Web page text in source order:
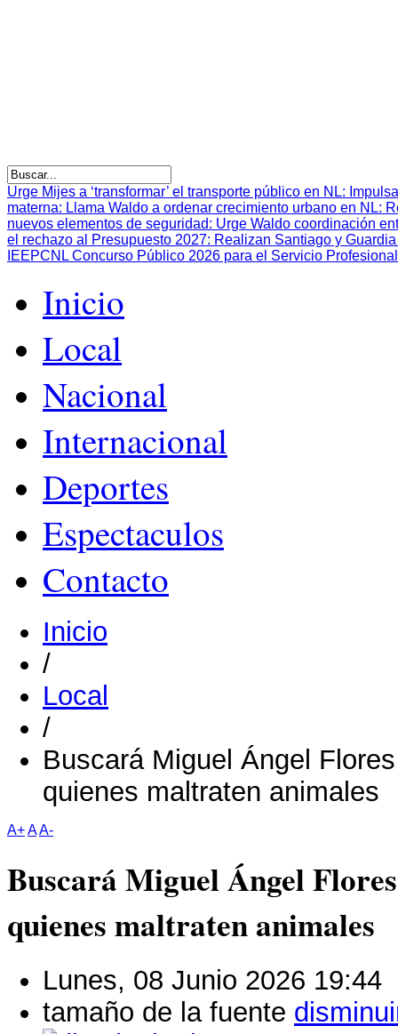
Urge Mijes a ‘transformar’ el transporte público en NL:
materna: Llama Waldo a ordenar crecimiento urbano en NL:
nuevos elementos de seguridad: Urge Waldo coordinación
el rechazo al Presupuesto 2027: Realizan Santiago y
IEEPCNL Concurso Público 2026 para el Servicio
Inicio
Local
Nacional
Internacional
Deportes
Espectaculos
Contacto
Inicio
/
Local
/
Buscará Miguel Ángel
quienes maltraten animales
A+AA-
Buscará Miguel Ángel
quienes maltraten animales
Lunes, 08 Junio 2026 19:44
tamaño de la fuente